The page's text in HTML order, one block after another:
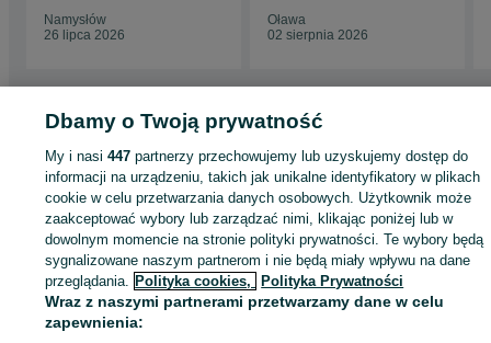
Namysłów
26 lipca 2026
Oława
02 sierpnia 2026
Strona główna Dom i Ogród Ogrzewanie
Pellet - Syców
KATEGORIA
ID:1071042953 Wyświetlenia:
Zadzwoń / SMS
Dbamy o Twoją prywatność
My i nasi447 partnerzy przechowujemy lub uzyskujemy dostęp do
informacji na urządzeniu, takich jak unikalne identyfikatory w plikach
cookie w celu przetwarzania danych osobowych. Użytkownik może
zaakceptować wybory lub zarządzać nimi, klikając poniżej lub w
dowolnym momencie na stronie polityki prywatności. Te wybory będą
sygnalizowane naszym partnerom i nie będą miały wpływu na dane
przeglądania. Polityka cookies, Polityka Prywatności
Wraz z naszymi partnerami przetwarzamy dane w celu
zapewnienia: